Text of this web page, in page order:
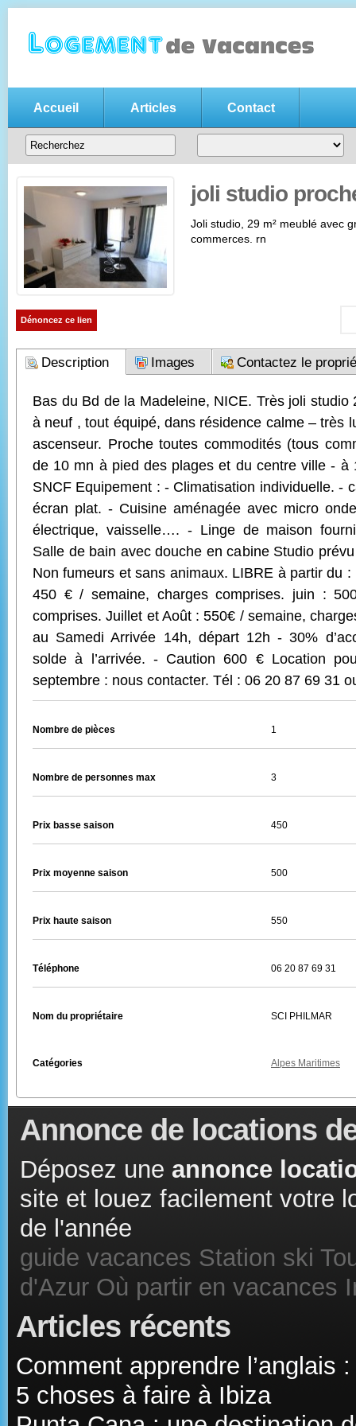
Annonce location vacances
Votreannonce de location de vacances gratuite
, n'hésitez pas
entre particuliers
Accueil Articles Contact
joli studio
Joli studio, 29 m² meublé avec
commerces. rn
Dénoncez ce lien
Description Images Contactez le
Bas du Bd de la Madeleine, NICE. Très joli studio
à neuf , tout équipé, dans résidence calme – très
ascenseur. Proche toutes commodités (tous
de 10 mn à pied des plages et du centre ville - à
SNCF Equipement : - Climatisation individuelle. -
écran plat. - Cuisine aménagée avec micro
électrique, vaisselle…. - Linge de maison
Salle de bain avec douche en cabine Studio
Non fumeurs et sans animaux. LIBRE à partir du
450 € / semaine, charges comprises. juin :
comprises. Juillet et Août : 550€ / semaine,
au Samedi Arrivée 14h, départ 12h - 30%
solde à l’arrivée. - Caution 600 € Location
septembre : nous contacter. Tél : 06 20 87 69 31
Nombre de pièces 1
Nombre de personnes max 3
Prix basse saison 450
Prix moyenne saison 500
Prix haute saison 550
Téléphone 06 20 87 69 31
Nom du propriétaire SCI PHILMAR
Catégories Alpes Maritimes
Annonce de locations
Déposez une annonce
site et louez facilement votre
de l'année
guide vacances Station ski
d'Azur Où partir en vacances
Articles récents
Comment apprendre l’anglais
5 choses à faire à Ibiza